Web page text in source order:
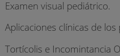
Examen visual pediátrico.
Aplicaciones clínicas de los
Tortícolis e Incomintancia